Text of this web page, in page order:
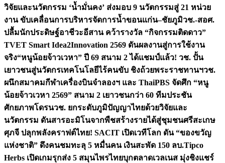
วิจัยและนวัตกรรม ‘น้ำมั่นคง’ ส่งมอบ 9 นวัตกรรมสู่ 21 หน่วย
งาน ขับเคลื่อนการบริหารจัดการน้ำขอนแก่น–ชัยภูมิวช.-สอศ.
ปลื้มนักประดิษฐ์อาชีวะอีสาน คว้ารางวัล “กิจกรรมติดดาว”
TVET Smart Idea2Innovation 2569 ดันผลงานสู่การใช้งาน
จริง“หนูน้อยจ้าวเวหา” ปี 69 สนาม 2 ได้แชมป์แล้ว! วช. ปั้น
เยาวชนสู่นวัตกรเทคโนโลยีไร้คนขับ ชิงถ้วยพระราชทานฯวช.
ผนึกสมาคมกีฬาเครื่องบินจำลองฯ และ ThaiPBS จัดศึก “หนู
น้อยจ้าวเวหา 2569” สนาม 2 เยาวชนกว่า 60 ทีมประชัน
ศักยภาพโดรนวช. ยกระดับภูมิปัญญาไทยด้วยวิจัยและ
นวัตกรรม ดันสารอะมิโนจากพืชสร้างรายได้สู่ชุมชนศรีสะเกษ
ศุภจี ปลุกพลังคราฟต์ไทย! SACIT เปิดเวทีโลก ดัน “ของขวัญ
แห่งชาติ” ดึงคนชมทะลุ 5 หมื่นคน เงินสะพัด 150 ลบ.Tipco
Herbs เปิดเกมรุกส่ง 5 สมุนไพรไทยบุกตลาดเวลเนส มุ่งชิงแชร์